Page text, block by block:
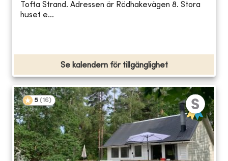
Tofta Strand. Adressen är Rödhakevägen 8. Stora
huset e...
Se kalendern för tillgänglighet
5 (16)